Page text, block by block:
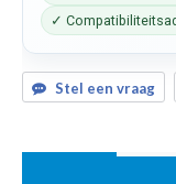
✓
Stel een vraag